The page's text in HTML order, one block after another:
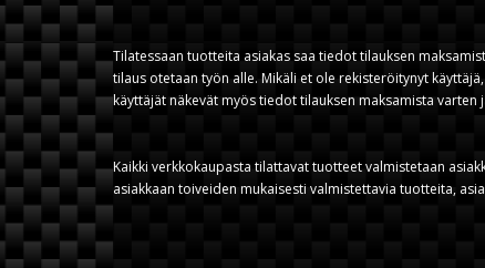
Tilatessaan tuotteita asiakas saa tiedot tilauksen
tilaus otetaan työn alle. Mikäli et ole rekisteröitynyt
käyttäjät näkevät myös tiedot tilauksen maksamista varten
Kaikki verkkokaupasta tilattavat tuotteet valmistetaan
asiakkaan toiveiden mukaisesti valmistettavia tuotteita,